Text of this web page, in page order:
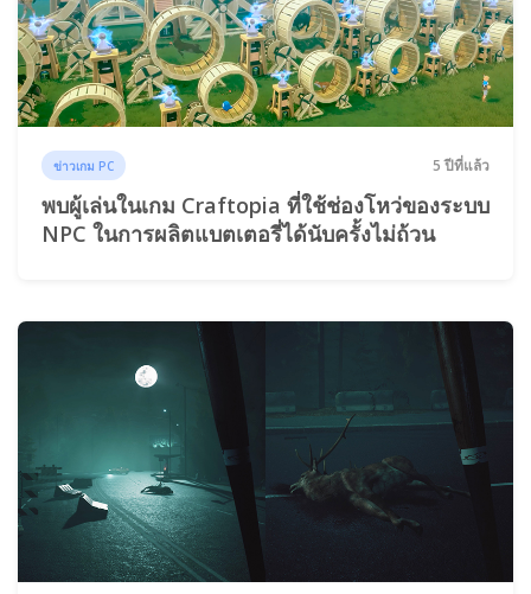
ข่าวเกม PC 5 ปีที่แล้ว
พบผู้เล่นในเกม Craftopia ที่ใช้ช่องโหว่ของระบบ
NPC ในการผลิตแบตเตอรี่ได้นับครั้งไม่ถ้วน